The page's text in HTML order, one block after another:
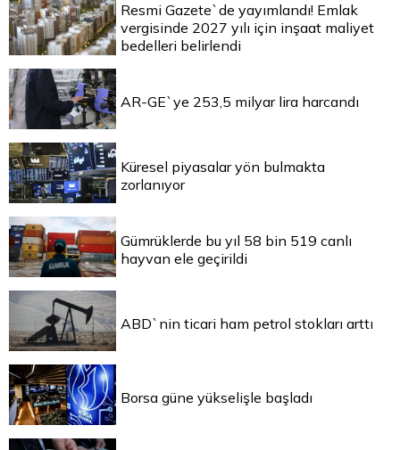
Resmi Gazete`de yayımlandı! Emlak
vergisinde 2027 yılı için inşaat maliyet
bedelleri belirlendi
AR-GE`ye 253,5 milyar lira harcandı
Küresel piyasalar yön bulmakta
zorlanıyor
Gümrüklerde bu yıl 58 bin 519 canlı
hayvan ele geçirildi
ABD`nin ticari ham petrol stokları arttı
Borsa güne yükselişle başladı